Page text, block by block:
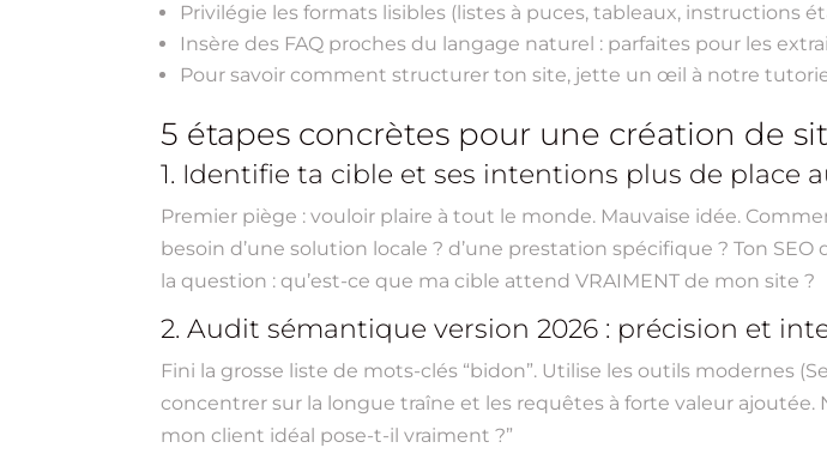
Privilégie les formats lisibles (listes à puces, tableaux, instructions
Insère des FAQ proches du langage naturel : parfaites pour les
Pour savoir comment structurer ton site, jette un œil à notre
5 étapes concrètes pour une création de
1. Identifie ta cible et ses intentions plus de place
Premier piège : vouloir plaire à tout le monde. Mauvaise idée.
besoin d’une solution locale ? d’une prestation spécifique ? Ton
la question : qu’est-ce que ma cible attend VRAIMENT de mon site ?
2. Audit sémantique version 2026 : précision et
Fini la grosse liste de mots-clés “bidon”. Utilise les outils modernes
concentrer sur la longue traîne et les requêtes à forte valeur ajoutée.
mon client idéal pose-t-il vraiment ?”